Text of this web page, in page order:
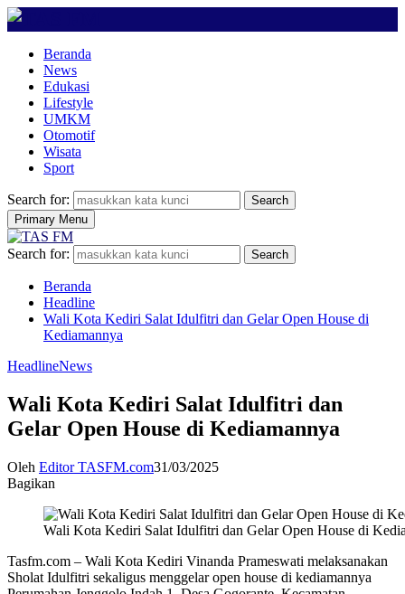
Beranda
News
Edukasi
Lifestyle
UMKM
Otomotif
Wisata
Sport
Search for:
Search
Primary Menu
Search for: Search
Beranda
Headline
Wali Kota Kediri Salat Idulfitri dan Gelar Open House di
Kediamannya
HeadlineNews
Wali Kota Kediri Salat Idulfitri dan
Gelar Open House di Kediamannya
Oleh Editor TASFM.com31/03/2025
Bagikan
Wali Kota Kediri Salat Idulfitri dan Gelar Open House di
Tasfm.com – Wali Kota Kediri Vinanda Prameswati melaksanakan
Sholat Idulfitri sekaligus menggelar open house di kediamannya